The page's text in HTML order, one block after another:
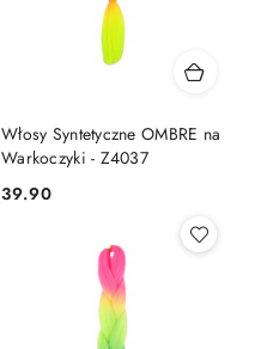
Włosy Syntetyczne OMBRE na
Warkoczyki - Z4037
Cena:
39.90